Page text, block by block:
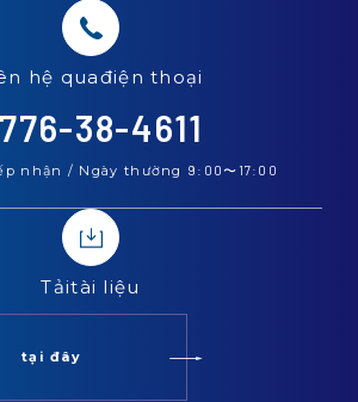
hệ quađiện thoại
38-4611
nhận / Ngày thường 9:00〜 17:00
Tảitài liệu
tại đây